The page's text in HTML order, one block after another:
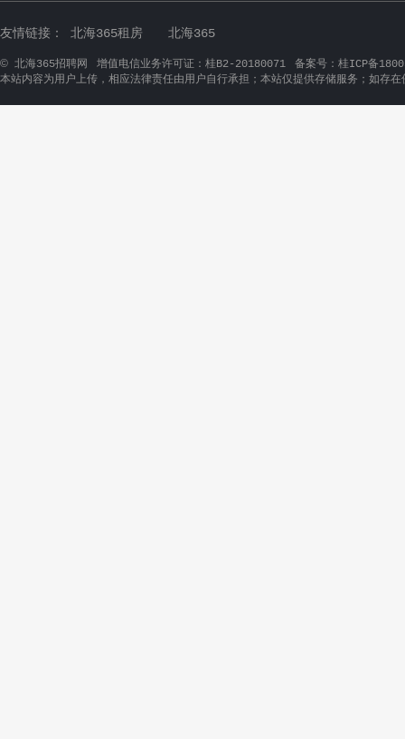
友情链接： 北海365租房 北海365
© 北海365招聘网 增值电信业务许可证：桂B2-20180071
备案号：桂ICP备
本站内容为用户上传，相应法律责任由用户自行承担；本站仅提供存储服务；如存